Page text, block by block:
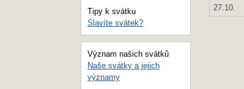
27.10.
Tipy k svátku
Slavíte svátek?
Význam našich svátků
Naše svátky a jejich
významy